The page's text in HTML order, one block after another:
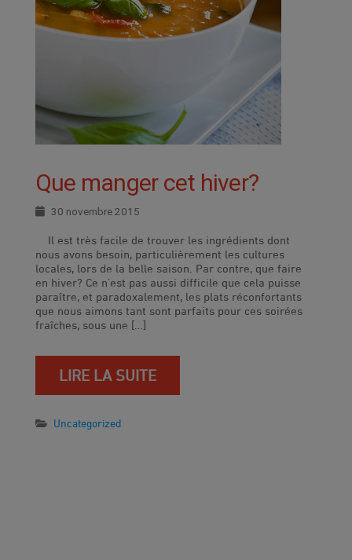
Que manger cet hiver?
30 novembre 2015
Il est très facile de trouver les ingrédients dont
nous avons besoin, particulièrement les cultures
locales, lors de la belle saison. Par contre, que faire
en hiver? Ce n’est pas aussi difficile que cela puisse
paraître, et paradoxalement, les plats réconfortants
que nous aimons tant sont parfaits pour ces soirées
fraîches, sous une […]
LIRE LA SUITE
Uncategorized